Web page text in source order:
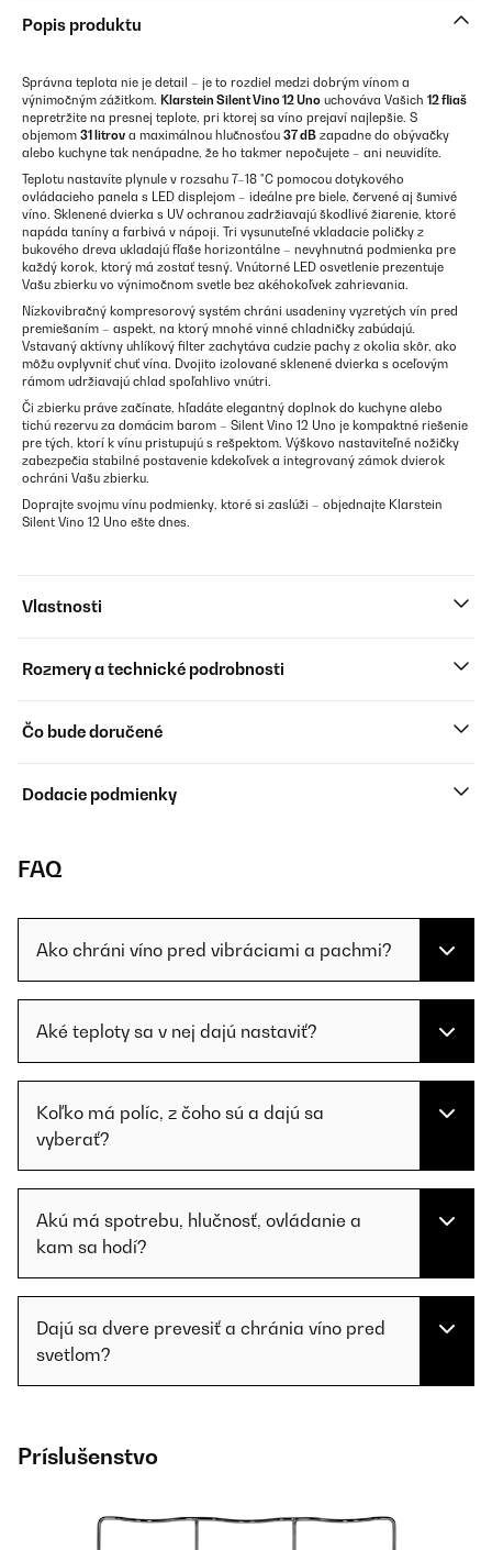
Popis produktu
Správna teplota nie je detail – je to rozdiel medzi dobrým vínom a
výnimočným zážitkom. Klarstein Silent Vino 12 Uno uchováva Vašich 12 fliaš
nepretržite na presnej teplote, pri ktorej sa víno prejaví najlepšie. S
objemom 31 litrov a maximálnou hlučnosťou 37 dB zapadne do obývačky
alebo kuchyne tak nenápadne, že ho takmer nepočujete – ani neuvidíte.
Teplotu nastavíte plynule v rozsahu 7–18 °C pomocou dotykového
ovládacieho panela s LED displejom – ideálne pre biele, červené aj šumivé
víno. Sklenené dvierka s UV ochranou zadržiavajú škodlivé žiarenie, ktoré
napáda taníny a farbivá v nápoji. Tri vysunuteľné vkladacie poličky z
bukového dreva ukladajú fľaše horizontálne – nevyhnutná podmienka pre
každý korok, ktorý má zostať tesný. Vnútorné LED osvetlenie prezentuje
Vašu zbierku vo výnimočnom svetle bez akéhokoľvek zahrievania.
Nízkovibračný kompresorový systém chráni usadeniny vyzretých vín pred
premiešaním – aspekt, na ktorý mnohé vinné chladničky zabúdajú.
Vstavaný aktívny uhlíkový filter zachytáva cudzie pachy z okolia skôr, ako
môžu ovplyvniť chuť vína. Dvojito izolované sklenené dvierka s oceľovým
rámom udržiavajú chlad spoľahlivo vnútri.
Či zbierku práve začínate, hľadáte elegantný doplnok do kuchyne alebo
tichú rezervu za domácim barom – Silent Vino 12 Uno je kompaktné riešenie
pre tých, ktorí k vínu pristupujú s rešpektom. Výškovo nastaviteľné nožičky
zabezpečia stabilné postavenie kdekoľvek a integrovaný zámok dvierok
ochráni Vašu zbierku.
Doprajte svojmu vínu podmienky, ktoré si zaslúži – objednajte Klarstein
Silent Vino 12 Uno ešte dnes.
Vlastnosti
Rozmery a technické podrobnosti
Čo bude doručené
Dodacie podmienky
FAQ
Ako chráni víno pred vibráciami a pachmi?
Aké teploty sa v nej dajú nastaviť?
Koľko má políc, z čoho sú a dajú sa
vyberať?
Akú má spotrebu, hlučnosť, ovládanie a
kam sa hodí?
Dajú sa dvere prevesiť a chránia víno pred
svetlom?
Príslušenstvo